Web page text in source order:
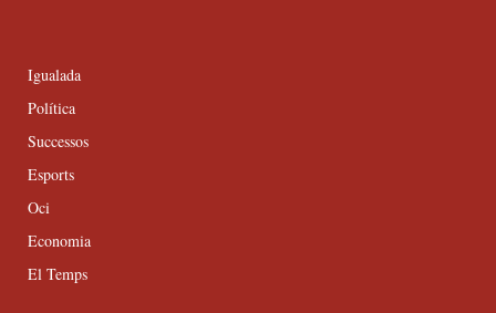
Igualada
Política
Successos
Esports
Oci
Economia
El Temps